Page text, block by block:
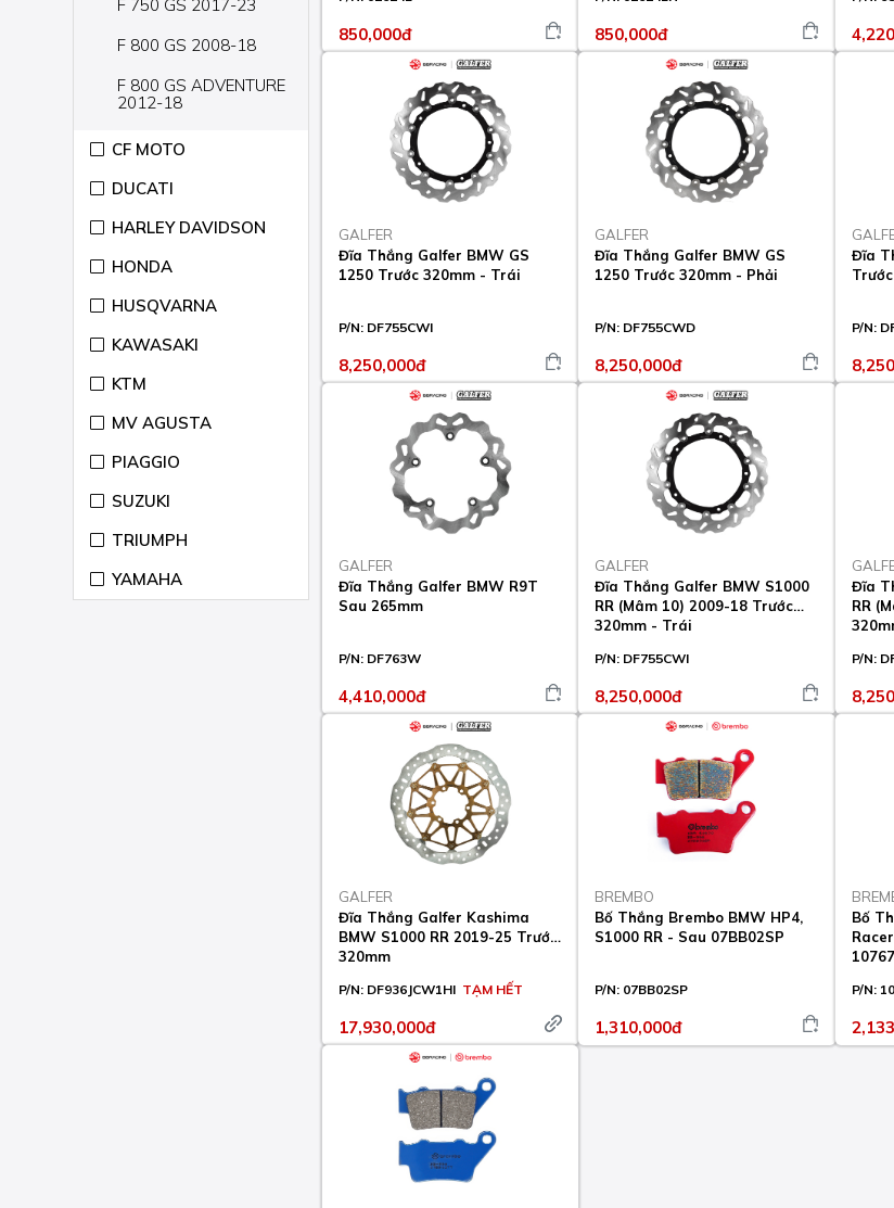
F 750 GS 2017-23
F 800 GS 2008-18
F 800 GS ADVENTURE
2012-18
F 800 GT 2011-20
F 800 R 2005-14
F 800 R 2015-20
F 800 R CHRIS
2009-11
F 800 S 2006-11
F 800 ST 2006-12
F 850 GS 2018-23
F 850 GS ADVENTURE
G 310 GS 2016-23
CF MOTO
DUCATI
HARLEY DAVIDSON
HONDA
HUSQVARNA
KAWASAKI
KTM
MV AGUSTA
PIAGGIO
SUZUKI
TRIUMPH
YAMAHA
850,000đ 850,000đ
GALFER
Đĩa Thắng Galfer BMW GS
1250 Trước 320mm - Trái
P/N: DF755CWI
8,250,000đ
GALFER
Đĩa Thắng Galfer BMW GS
1250 Trước 320mm - Phải
P/N: DF755CWD
8,250,000đ
Đĩa
P/N:
GALFER
Đĩa Thắng Galfer BMW R9T
Sau 265mm
P/N: DF763W
4,410,000đ
GALFER
Đĩa Thắng Galfer BMW S1000
RR (Mâm 10) 2009-18 Trước
320mm - Trái
P/N: DF755CWI
8,250,000đ
Đĩa
RR
P/N:
GALFER
Đĩa Thắng Galfer Kashima
BMW S1000 RR 2019-25 Trước
320mm
P/N: DF936JCW1HI TẠM HẾT
17,930,000đ
BREMBO
Bố Thắng Brembo BMW HP4,
S1000 RR - Sau 07BB02SP
P/N: 07BB02SP
1,310,000đ
Bố
P/N: